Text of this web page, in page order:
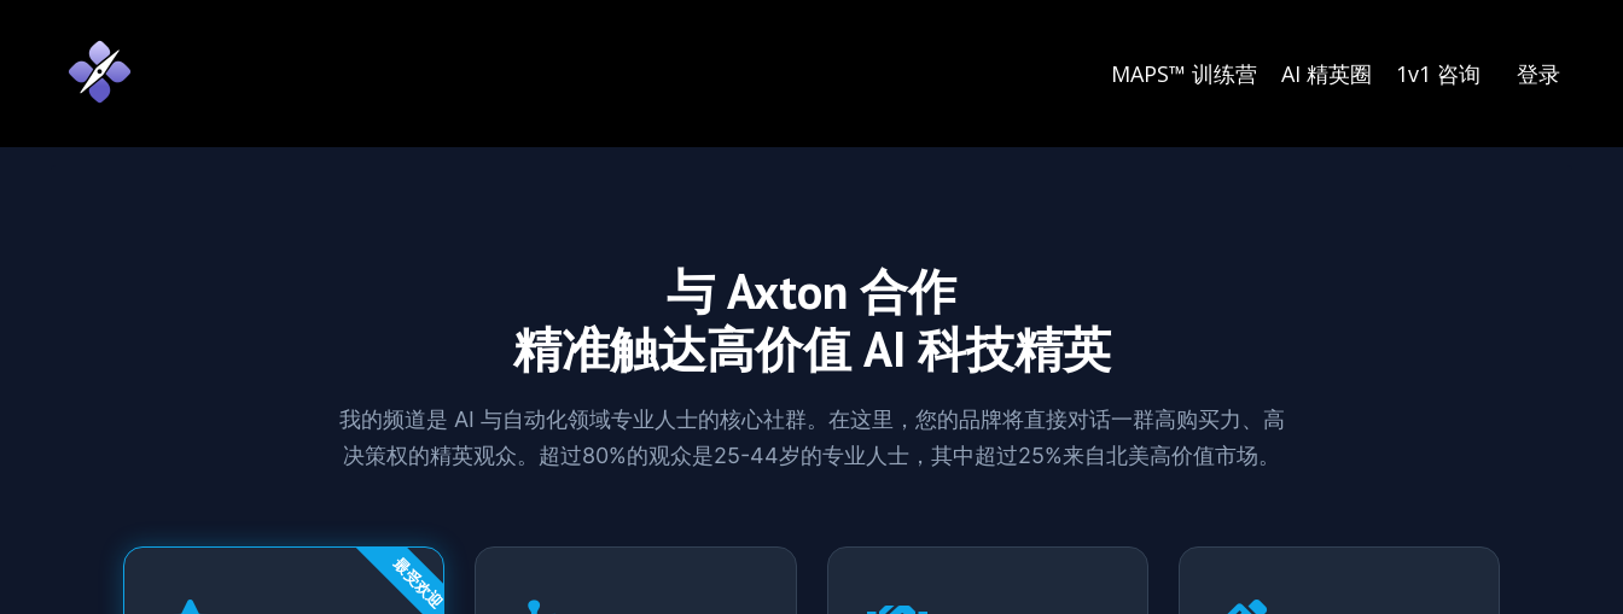
MAPS™ 训练营 AI 精英圈 1v1 咨询 登录
与 Axton 合作
精准触达高价值 AI 科技精英
我的频道是 AI 与自动化领域专业人士的核心社群。在这里，您的品牌将直接对话一群高购买力、高
决策权的精英观众。超过80%的观众是25-44岁的专业人士，其中超过25%来自北美高价值市场。
最受欢迎